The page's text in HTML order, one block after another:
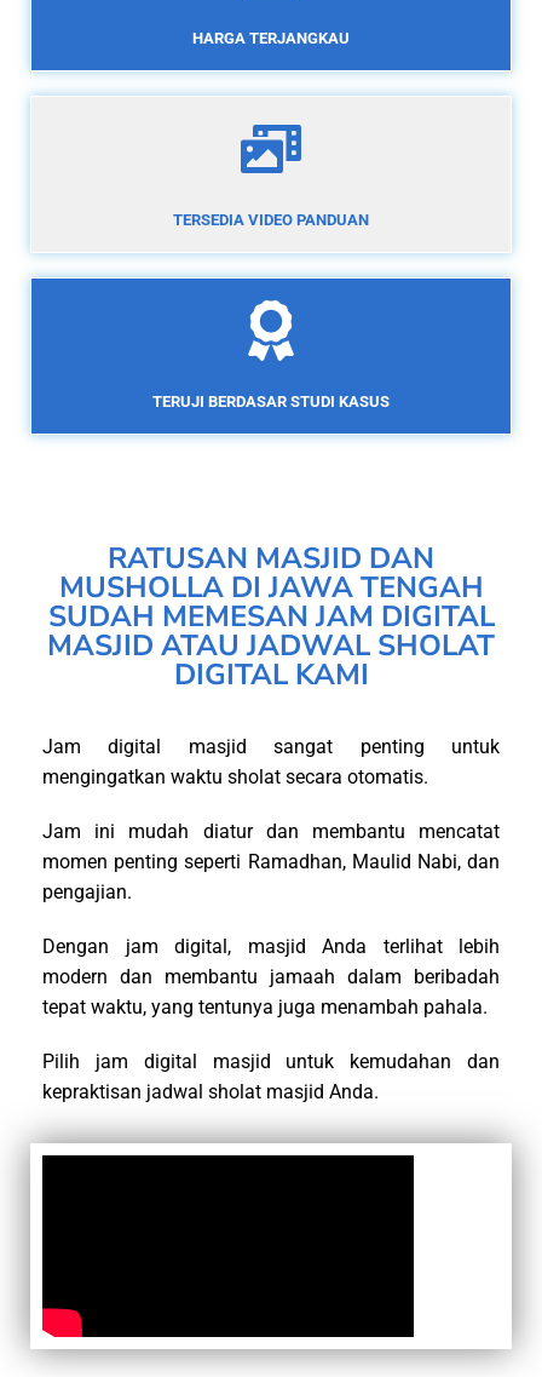
HARGA TERJANGKAU
TERSEDIA VIDEO PANDUAN
TERUJI BERDASAR STUDI KASUS
RATUSAN MASJID DAN
MUSHOLLA DI JAWA TENGAH
SUDAH MEMESAN JAM DIGITAL
MASJID ATAU JADWAL SHOLAT
DIGITAL KAMI
Jam digital masjid sangat penting untuk
mengingatkan waktu sholat secara otomatis.
Jam ini mudah diatur dan membantu mencatat
momen penting seperti Ramadhan, Maulid Nabi, dan
pengajian.
Dengan jam digital, masjid Anda terlihat lebih
modern dan membantu jamaah dalam beribadah
tepat waktu, yang tentunya juga menambah pahala.
Pilih jam digital masjid untuk kemudahan dan
kepraktisan jadwal sholat masjid Anda.